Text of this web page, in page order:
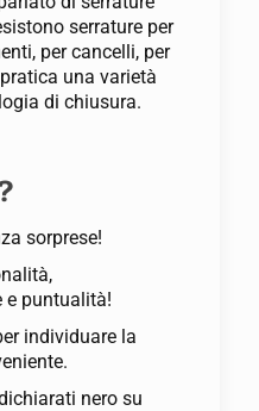
serrature per
per cancelli, per
una varietà
di chiusura.
sorprese!
e puntualità!
individuare la
nero su